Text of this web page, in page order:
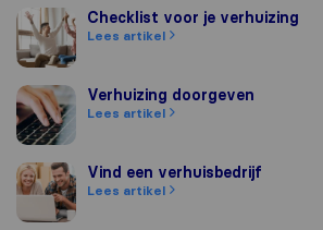
Checklist voor je verhuizing
Checklist voor je verhuizing
Lees artikel
Verhuizing doorgeven
Verhuizing doorgeven
Lees artikel
Vind een verhuisbedrijf
Vind een verhuisbedrijf
Lees artikel